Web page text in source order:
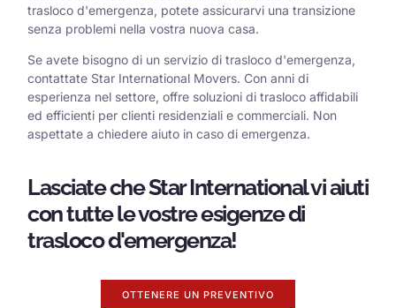
trasloco d'emergenza, potete assicurarvi una transizione
senza problemi nella vostra nuova casa.
Se avete bisogno di un servizio di trasloco d'emergenza,
contattate Star International Movers. Con anni di
esperienza nel settore, offre soluzioni di trasloco affidabili
ed efficienti per clienti residenziali e commerciali. Non
aspettate a chiedere aiuto in caso di emergenza.
Lasciate che Star International vi aiuti
con tutte le vostre esigenze di
trasloco d'emergenza!
OTTENERE UN PREVENTIVO